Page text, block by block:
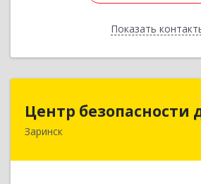
ПоказатьНазад
Центр безопасности
Заринск
Центр
659100, Алтайский край,